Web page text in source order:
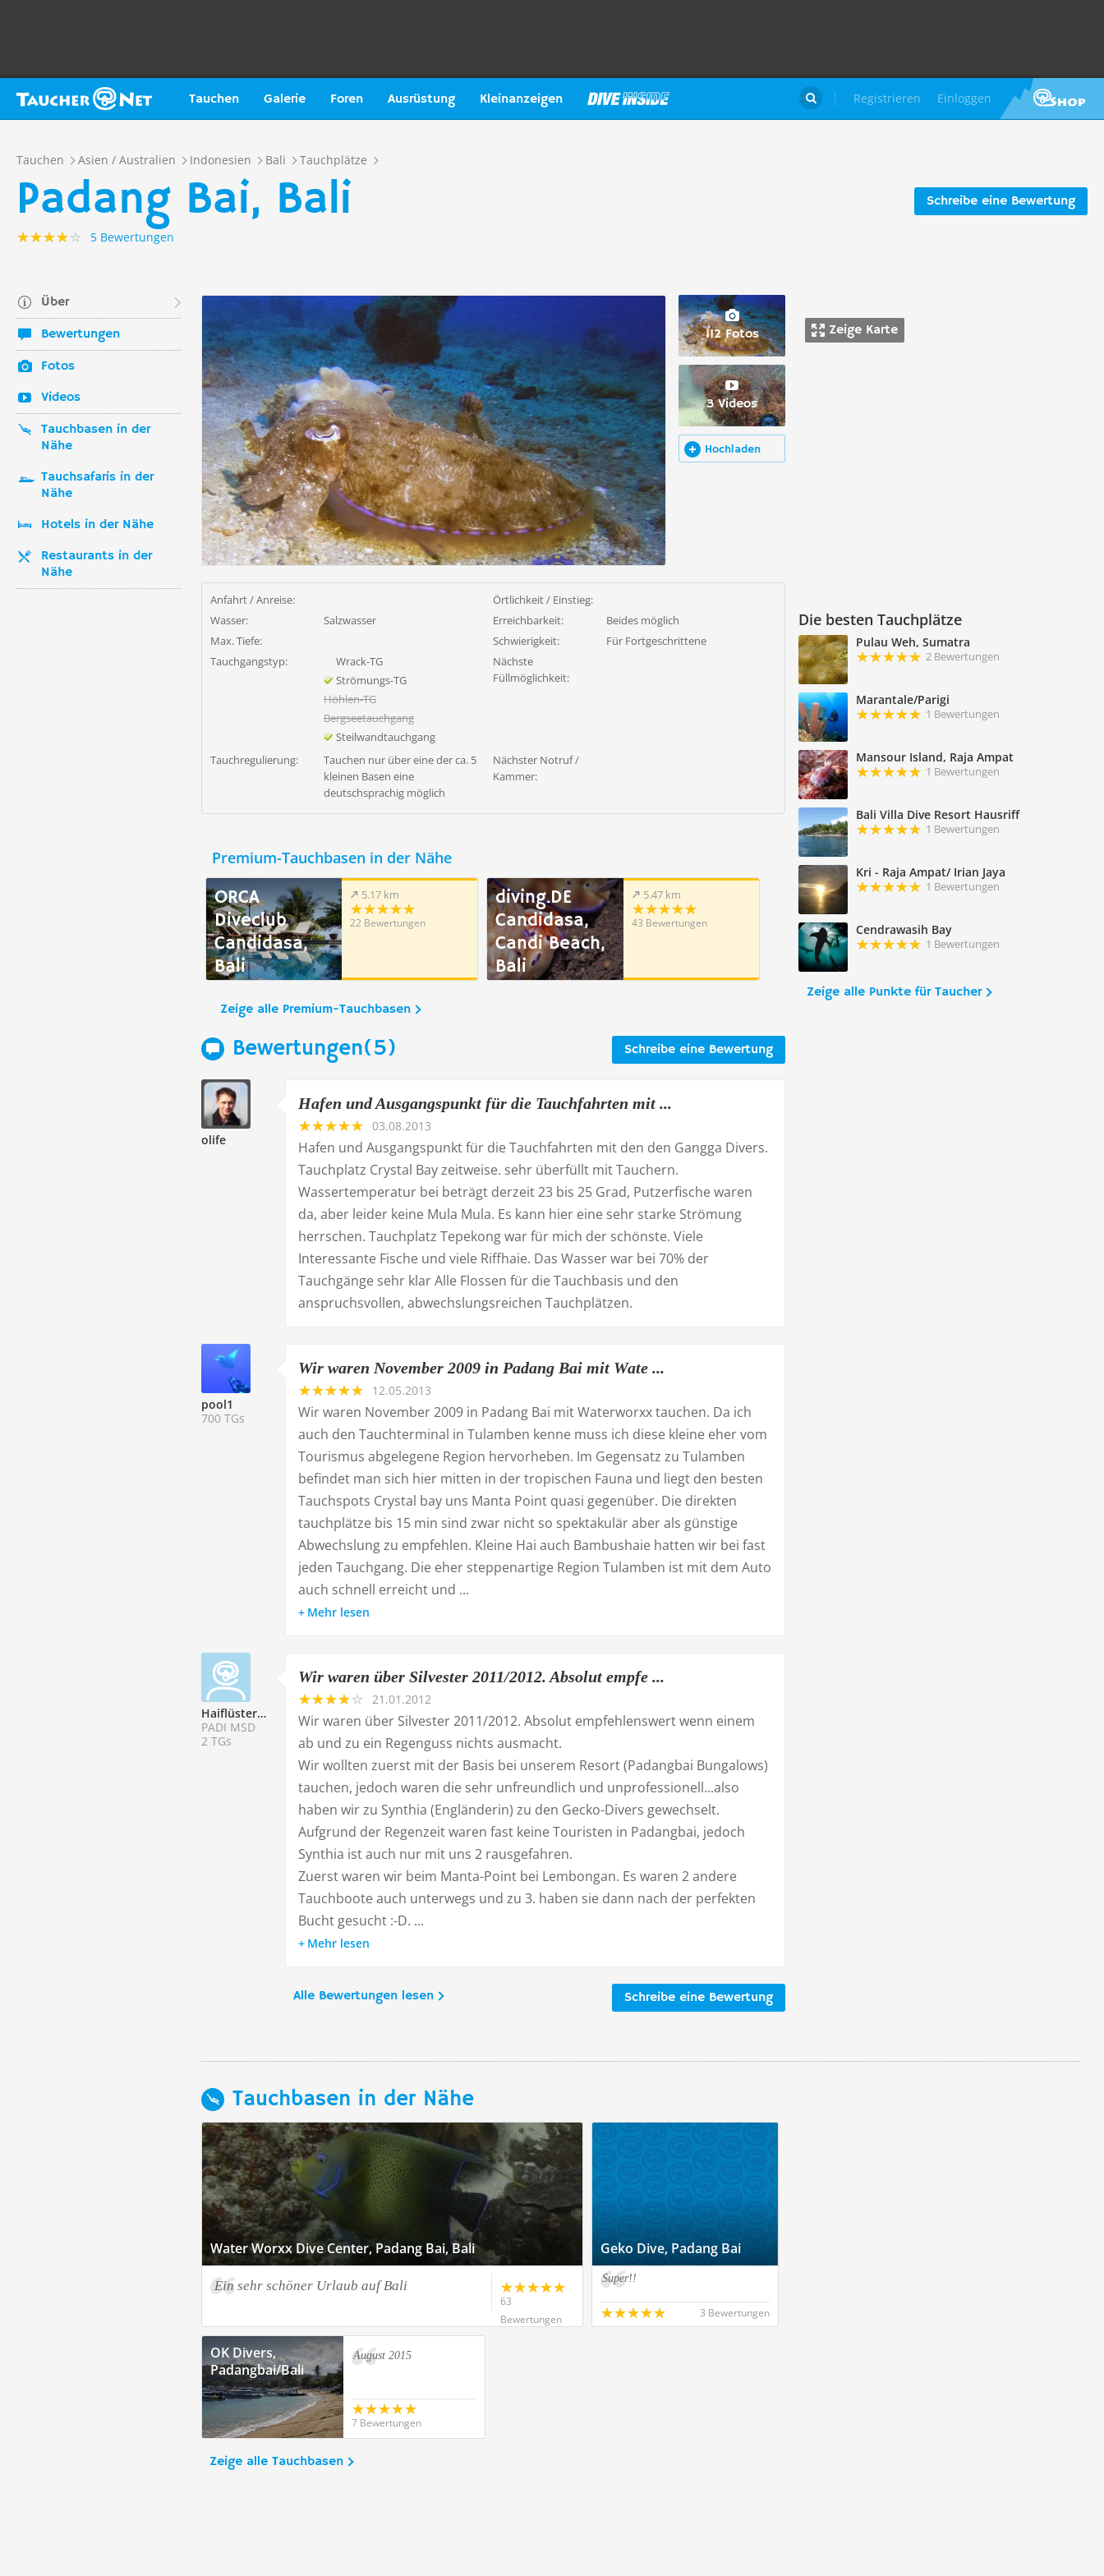
Tauchen Galerie Foren Ausrüstung Kleinanzeigen Registrieren Einloggen

Tauchen Asien / Australien Indonesien Bali Tauchplätze
Schreibe eine Bewertung
Padang Bai, Bali
5 Bewertungen
Über
Bewertungen
Fotos
Videos
Tauchbasen in der
Nähe
Tauchsafaris in der
Nähe
Hotels in der Nähe
Restaurants in der
Nähe
Zeige Karte
Die besten Tauchplätze
Pulau Weh, Sumatra
2 Bewertungen
Marantale/Parigi
1 Bewertungen
Mansour Island, Raja Ampat
1 Bewertungen
Bali Villa Dive Resort Hausriff
1 Bewertungen
Kri - Raja Ampat/ Irian Jaya
1 Bewertungen
Cendrawasih Bay
1 Bewertungen
Zeige alle Punkte für Taucher
112 Fotos
3 Videos
Hochladen
Anfahrt / Anreise:
Örtlichkeit / Einstieg:
Wasser:
Salzwasser Erreichbarkeit:
Beides möglich
Max. Tiefe:
Schwierigkeit:
Für Fortgeschrittene
Tauchgangstyp:
Wrack-TG
Strömungs-TG
Höhlen-TG
Bergseetauchgang
Steilwandtauchgang
Nächste
Füllmöglichkeit:
Tauchregulierung:
Tauchen nur über eine der ca. 5
kleinen Basen eine
deutschsprachig möglich
Nächster Notruf /
Kammer:
Premium-Tauchbasen in der Nähe
ORCA
Diveclub
Candidasa,
Bali
5.17 km
22 Bewertungen
diving.DE
Candidasa,
Candi Beach,
Bali
5.47 km
43 Bewertungen
Zeige alle Premium-Tauchbasen
Schreibe eine Bewertung
Bewertungen(5)
olife
Hafen und Ausgangspunkt für die Tauchfahrten mit ...
03.08.2013
Hafen und Ausgangspunkt für die Tauchfahrten mit den den Gangga Divers.
Tauchplatz Crystal Bay zeitweise. sehr überfüllt mit Tauchern.
Wassertemperatur bei beträgt derzeit 23 bis 25 Grad, Putzerfische waren
da, aber leider keine Mula Mula. Es kann hier eine sehr starke Strömung
herrschen. Tauchplatz Tepekong war für mich der schönste. Viele
Interessante Fische und viele Riffhaie. Das Wasser war bei 70% der
Tauchgänge sehr klar Alle Flossen für die Tauchbasis und den
anspruchsvollen, abwechslungsreichen Tauchplätzen.
pool1
700 TGs
Wir waren November 2009 in Padang Bai mit Wate ...
12.05.2013
Wir waren November 2009 in Padang Bai mit Waterworxx tauchen. Da ich
auch den Tauchterminal in Tulamben kenne muss ich diese kleine eher vom
Tourismus abgelegene Region hervorheben. Im Gegensatz zu Tulamben
befindet man sich hier mitten in der tropischen Fauna und liegt den besten
Tauchspots Crystal bay uns Manta Point quasi gegenüber. Die direkten
tauchplätze bis 15 min sind zwar nicht so spektakulär aber als günstige
Abwechslung zu empfehlen. Kleine Hai auch Bambushaie hatten wir bei fast
jeden Tauchgang. Die eher steppenartige Region Tulamben ist mit dem Auto
auch schnell erreicht und ...
Mehr lesen
Haiflüsterer
PADI MSD
2 TGs
Wir waren über Silvester 2011/2012. Absolut empfe ...
21.01.2012
Wir waren über Silvester 2011/2012. Absolut empfehlenswert wenn einem
ab und zu ein Regenguss nichts ausmacht.
Wir wollten zuerst mit der Basis bei unserem Resort (Padangbai Bungalows)
tauchen, jedoch waren die sehr unfreundlich und unprofessionell...also
haben wir zu Synthia (Engländerin) zu den Gecko-Divers gewechselt.
Aufgrund der Regenzeit waren fast keine Touristen in Padangbai, jedoch
Synthia ist auch nur mit uns 2 rausgefahren.
Zuerst waren wir beim Manta-Point bei Lembongan. Es waren 2 andere
Tauchboote auch unterwegs und zu 3. haben sie dann nach der perfekten
Bucht gesucht :-D. ...
Mehr lesen
Schreibe eine Bewertung
Alle Bewertungen lesen
Tauchbasen in der Nähe
Water Worxx Dive Center, Padang Bai, Bali
Ein sehr schöner Urlaub auf Bali
63
Bewertungen
Geko Dive, Padang Bai
Super!!
3 Bewertungen
OK Divers,
Padangbai/Bali
August 2015
7 Bewertungen
Zeige alle Tauchbasen